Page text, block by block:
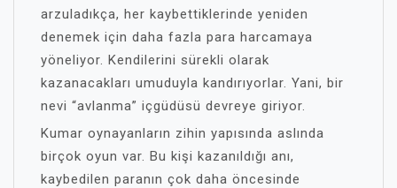
arzuladıkça, her kaybettiklerinde yeniden
denemek için daha fazla para harcamaya
yöneliyor. Kendilerini sürekli olarak
kazanacakları umuduyla kandırıyorlar. Yani, bir
nevi “avlanma” içgüdüsü devreye giriyor.
Kumar oynayanların zihin yapısında aslında
birçok oyun var. Bu kişi kazanıldığı anı,
kaybedilen paranın çok daha öncesinde